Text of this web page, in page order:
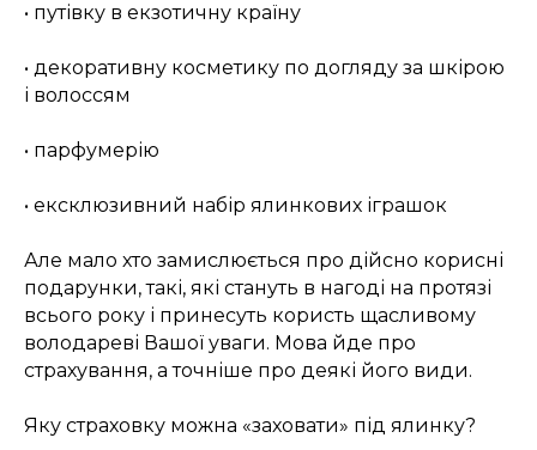
• путівку в екзотичну країну
• декоративну косметику по догляду за шкірою
і волоссям
• парфумерію
• ексклюзивний набір ялинкових іграшок
Але мало хто замислюється про дійсно корисні
подарунки, такі, які стануть в нагоді на протязі
всього року і принесуть користь щасливому
володареві Вашої уваги. Мова йде про
страхування, а точніше про деякі його види.
Яку страховку можна «заховати» під ялинку?